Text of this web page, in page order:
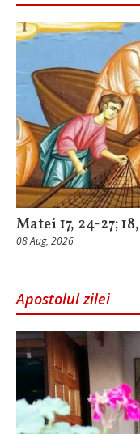
Matei 17, 24-27;
08 Aug, 2026
Apostolul zilei